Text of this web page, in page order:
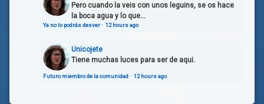
Pero cuando la veis con unos leguins, se os hace
la boca agua y lo que...
Ya no lo podrás desver· 12 hours ago
Unicojete
Tiene muchas luces para ser de aqui.
Futuro miembro de la comunidad· 12 hours ago